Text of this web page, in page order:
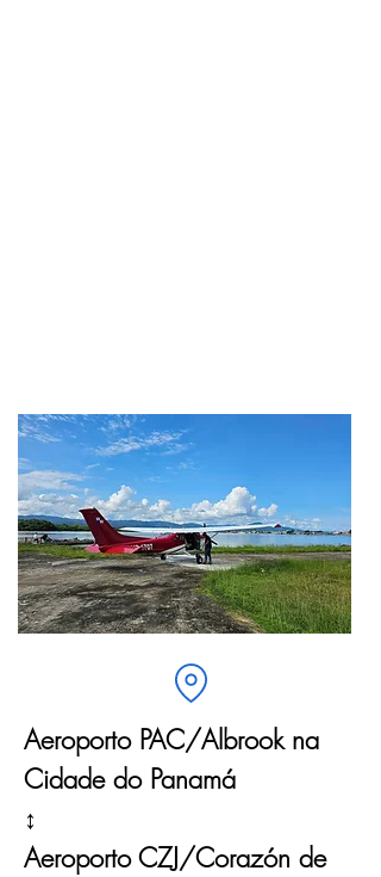
Aeroporto PAC/Albrook na
Cidade do Panamá
↕
Aeroporto CZJ/Corazón de